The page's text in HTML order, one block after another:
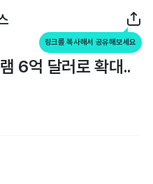
링크를 복사해서 공유해보세요
6억 달러로 확대..